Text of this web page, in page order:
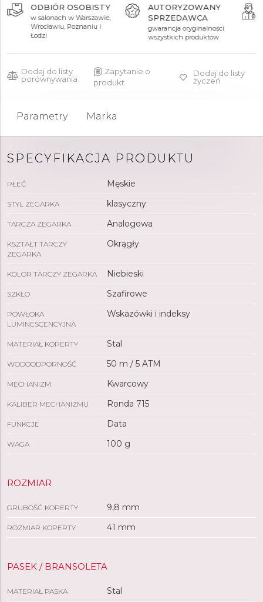
629 zł 1 259 zł
ODBIÓR OSOBISTY
w salonach w Warszawie,
Wrocławiu, Poznaniu i
Łodzi
AUTORYZOWANY
SPRZEDAWCA
gwarancja oryginalności
wszystkich produktów
Dodaj do listy
porównywania
Zapytanie o
produkt
Dodaj do listy
życzeń
Parametry Marka
SPECYFIKACJA PRODUKTU
PŁEĆ Męskie
STYL ZEGARKA klasyczny
TARCZA ZEGARKA Analogowa
KSZTAŁT TARCZY
ZEGARKA
Okrągły
KOLOR TARCZY ZEGARKA Niebieski
SZKŁO Szafirowe
POWŁOKA
LUMINESCENCYJNA
Wskazówki i indeksy
MATERIAŁ KOPERTY Stal
WODOODPORNOŚĆ 50 m / 5 ATM
MECHANIZM Kwarcowy
KALIBER MECHANIZMU Ronda 715
FUNKCJE Data
WAGA 100 g
ROZMIAR
GRUBOŚĆ KOPERTY 9,8 mm
ROZMIAR KOPERTY 41 mm
PASEK / BRANSOLETA
MATERIAŁ PASKA Stal